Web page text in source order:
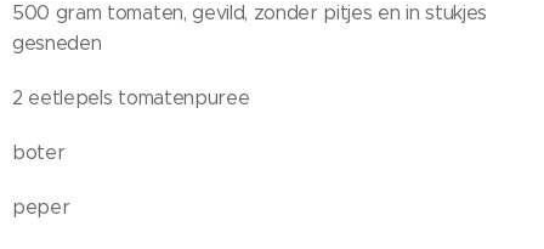
500 gram tomaten, gevild, zonder pitjes en in stukjes
gesneden
2 eetlepels tomatenpuree
boter
peper